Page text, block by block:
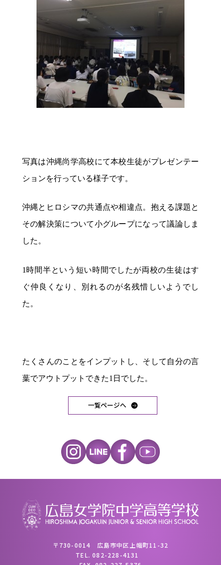
写真は沖縄尚学高校にて本校生徒がプレゼンテー
ションを行っている様子です。
沖縄とヒロシマの共通点や相違点。抱える課題と
その解決策について小グループになって議論しま
した。
1 時間半という短い時間でしたが両校の生徒はす
ぐ仲良くなり、別れるのが名残惜しいようでし
た。
たくさんのことをインプットし、そして自分の言
葉でアウトプットできた1 日でした。
一覧ページへ
〒730-0014 広島市中区上幟町11-32
TEL.082-228-4131